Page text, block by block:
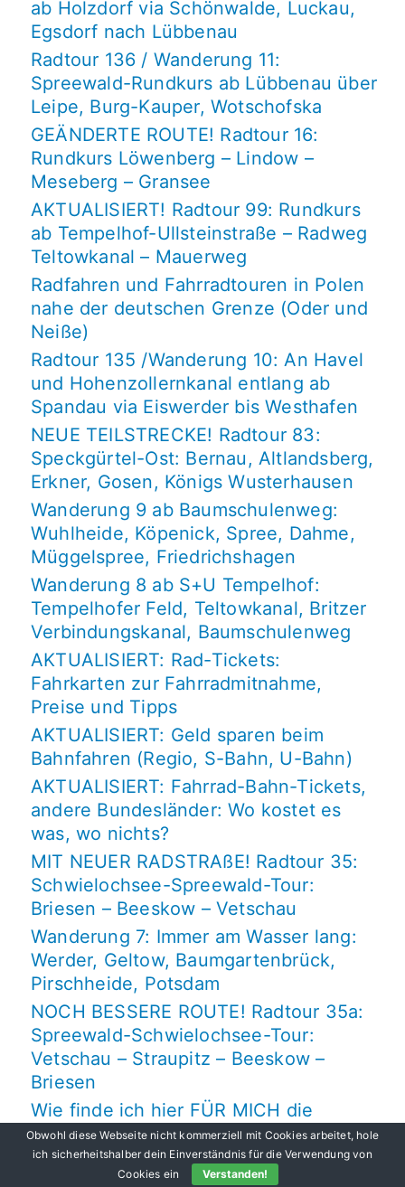
ab Holzdorf via Schönwalde, Luckau,
Egsdorf nach Lübbenau
Radtour 136 / Wanderung 11:
Spreewald-Rundkurs ab Lübbenau über
Leipe, Burg-Kauper, Wotschofska
GEÄNDERTE ROUTE! Radtour 16:
Rundkurs Löwenberg – Lindow –
Meseberg – Gransee
AKTUALISIERT! Radtour 99: Rundkurs
ab Tempelhof-Ullsteinstraße – Radweg
Teltowkanal – Mauerweg
Radfahren und Fahrradtouren in Polen
nahe der deutschen Grenze (Oder und
Neiße)
Radtour 135 /Wanderung 10: An Havel
und Hohenzollernkanal entlang ab
Spandau via Eiswerder bis Westhafen
NEUE TEILSTRECKE! Radtour 83:
Speckgürtel-Ost: Bernau, Altlandsberg,
Erkner, Gosen, Königs Wusterhausen
Wanderung 9 ab Baumschulenweg:
Wuhlheide, Köpenick, Spree, Dahme,
Müggelspree, Friedrichshagen
Wanderung 8 ab S+U Tempelhof:
Tempelhofer Feld, Teltowkanal, Britzer
Verbindungskanal, Baumschulenweg
AKTUALISIERT: Rad-Tickets:
Fahrkarten zur Fahrradmitnahme,
Preise und Tipps
AKTUALISIERT: Geld sparen beim
Bahnfahren (Regio, S-Bahn, U-Bahn)
AKTUALISIERT: Fahrrad-Bahn-Tickets,
andere Bundesländer: Wo kostet es
was, wo nichts?
MIT NEUER RADSTRAßE! Radtour 35:
Schwielochsee-Spreewald-Tour:
Briesen – Beeskow – Vetschau
Wanderung 7: Immer am Wasser lang:
Werder, Geltow, Baumgartenbrück,
Pirschheide, Potsdam
NOCH BESSERE ROUTE! Radtour 35a:
Spreewald-Schwielochsee-Tour:
Vetschau – Straupitz – Beeskow –
Briesen
Wie finde ich hier FÜR MICH die
besten Fahrrad-Routen, die passende
Radtour?
Obwohl diese Webseite nicht kommerziell mit Cookies arbeitet, hole
ich sicherheitshalber dein Einverständnis für die Verwendung von
Cookies ein
Verstanden!